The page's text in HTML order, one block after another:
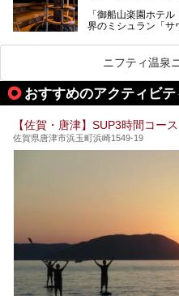
今回は、地元九州
「うれしの源泉 百
提供元：うれしの
この記事はうれしの
「御船山楽園ホテ
界のミシュラン「
一のサウナと言っ
今回は、その大注
ごとに現地取材して
時開催中のチームラ
ナというかつてどこ
ニフティ温泉
おすすめのアクティビテ
【佐賀・唐津】SUP3時間コース
佐賀県唐津市浜玉町浜崎1549-19